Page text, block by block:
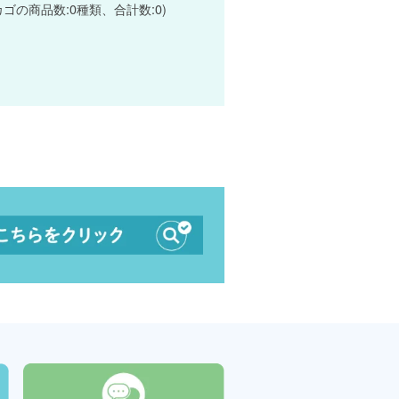
ゴの商品数:0種類、合計数:0)